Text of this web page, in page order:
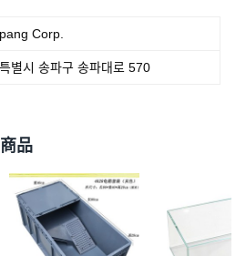
Corp.
별시 송파구 송파대로 570
品